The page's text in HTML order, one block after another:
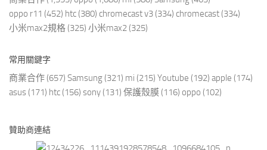
oppo r11 (452) htc (380) chromecast v3 (334) chromecast (334)
小米max2規格 (325) 小米max2 (325)
常用關鍵字
商業合作 (657) Samsung (321) mi (215) Youtube (192) apple (174)
asus (171) htc (156) sony (131) 保護殼膜 (116) oppo (102)
贊助商連結